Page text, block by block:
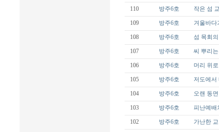
110 방주6호 작은 섬
109 방주6호 겨울바다
108 방주6호 섬 목회
107 방주6호 씨 뿌리
106 방주6호 머리 위
105 방주6호 저도에서
104 방주6호 오랜 동
103 방주6호 피난예배
102 방주6호 가난한